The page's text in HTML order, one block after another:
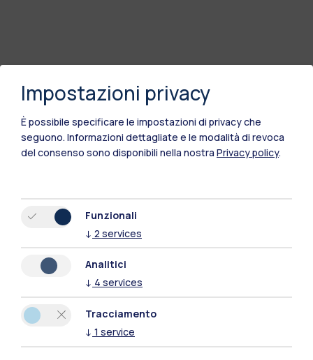
Polimi Community
Impostazioni privacy
È possibile specificare le impostazioni di privacy che
seguono. Informazioni dettagliate e le modalità di revoca
del consenso sono disponibili nella nostra Privacy policy.
Funzionali
↓ 2 services
Analitici
↓ 4 services
Tracciamento
↓ 1 service